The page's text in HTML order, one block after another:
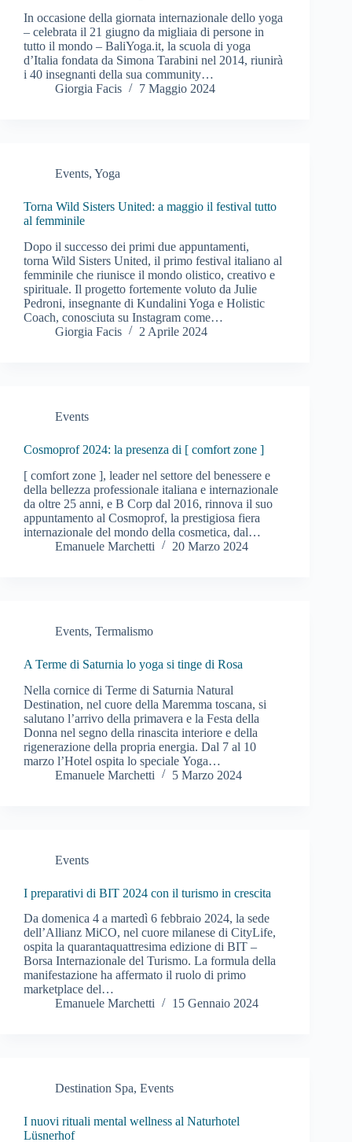
In occasione della giornata internazionale dello yoga
– celebrata il 21 giugno da migliaia di persone in
tutto il mondo – BaliYoga.it, la scuola di yoga
d’Italia fondata da Simona Tarabini nel 2014, riunirà
i 40 insegnanti della sua community…
Giorgia Facis
7 Maggio 2024
Events, Yoga
Torna Wild Sisters United: a maggio il festival tutto
al femminile
Dopo il successo dei primi due appuntamenti,
torna Wild Sisters United, il primo festival italiano al
femminile che riunisce il mondo olistico, creativo e
spirituale. Il progetto fortemente voluto da Julie
Pedroni, insegnante di Kundalini Yoga e Holistic
Coach, conosciuta su Instagram come…
Giorgia Facis
2 Aprile 2024
Events
Cosmoprof 2024: la presenza di [ comfort zone ]
[ comfort zone ], leader nel settore del benessere e
della bellezza professionale italiana e internazionale
da oltre 25 anni, e B Corp dal 2016, rinnova il suo
appuntamento al Cosmoprof, la prestigiosa fiera
internazionale del mondo della cosmetica, dal…
Emanuele Marchetti
20 Marzo 2024
Events, Termalismo
A Terme di Saturnia lo yoga si tinge di Rosa
Nella cornice di Terme di Saturnia Natural
Destination, nel cuore della Maremma toscana, si
salutano l’arrivo della primavera e la Festa della
Donna nel segno della rinascita interiore e della
rigenerazione della propria energia. Dal 7 al 10
marzo l’Hotel ospita lo speciale Yoga…
Emanuele Marchetti
5 Marzo 2024
Events
I preparativi di BIT 2024 con il turismo in crescita
Da domenica 4 a martedì 6 febbraio 2024, la sede
dell’Allianz MiCO, nel cuore milanese di CityLife,
ospita la quarantaquattresima edizione di BIT –
Borsa Internazionale del Turismo. La formula della
manifestazione ha affermato il ruolo di primo
marketplace del…
Emanuele Marchetti
15 Gennaio 2024
Destination Spa, Events
I nuovi rituali mental wellness al Naturhotel
Lüsnerhof